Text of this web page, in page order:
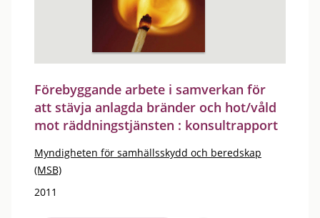
Förebyggande arbete i samverkan för
att stävja anlagda bränder och hot/våld
mot räddningstjänsten : konsultrapport
Myndigheten för samhällsskydd och beredskap
(MSB)
2011